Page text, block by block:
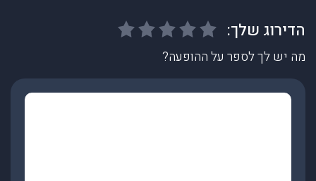
מה יש לך לספר על ההופעה?